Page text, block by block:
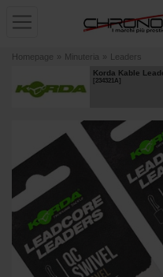
Homepage » Minuteria » Leaders
Korda Kable
[234321A]